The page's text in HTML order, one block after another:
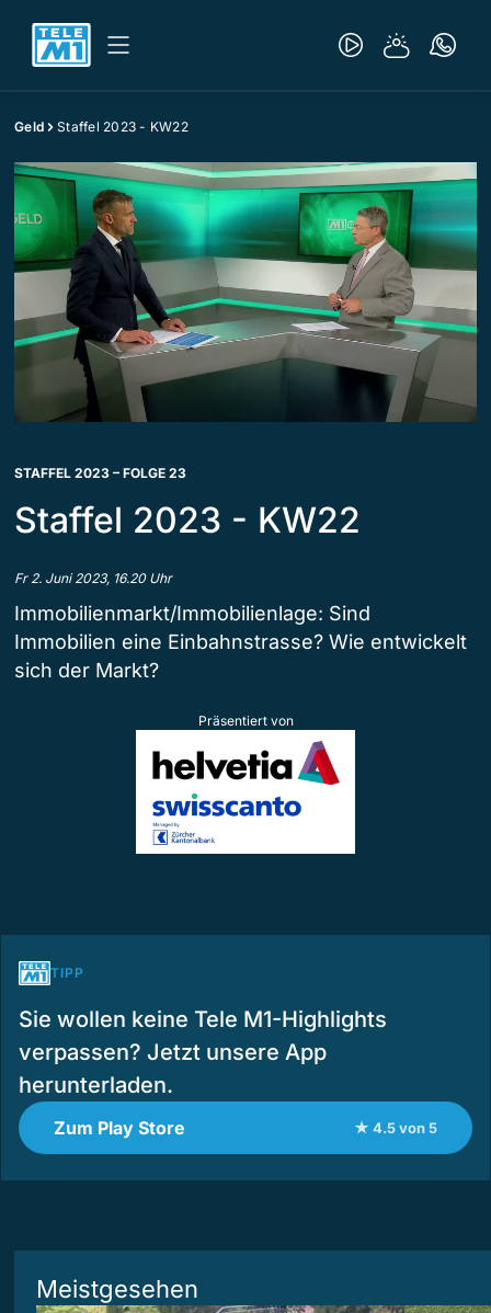
Geld Staffel 2023 - KW22
STAFFEL 2023 – FOLGE 23
Staffel 2023 - KW22
Fr 2. Juni 2023, 16.20 Uhr
Immobilienmarkt/Immobilienlage: Sind
Immobilien eine Einbahnstrasse? Wie entwickelt
sich der Markt?
Präsentiert von
TIPP
Sie wollen keine Tele M1-Highlights
verpassen? Jetzt unsere App
herunterladen.
Zum Play Store ★ 4.5 von 5
Meistgesehen